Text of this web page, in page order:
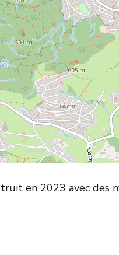
en 2023 avec des